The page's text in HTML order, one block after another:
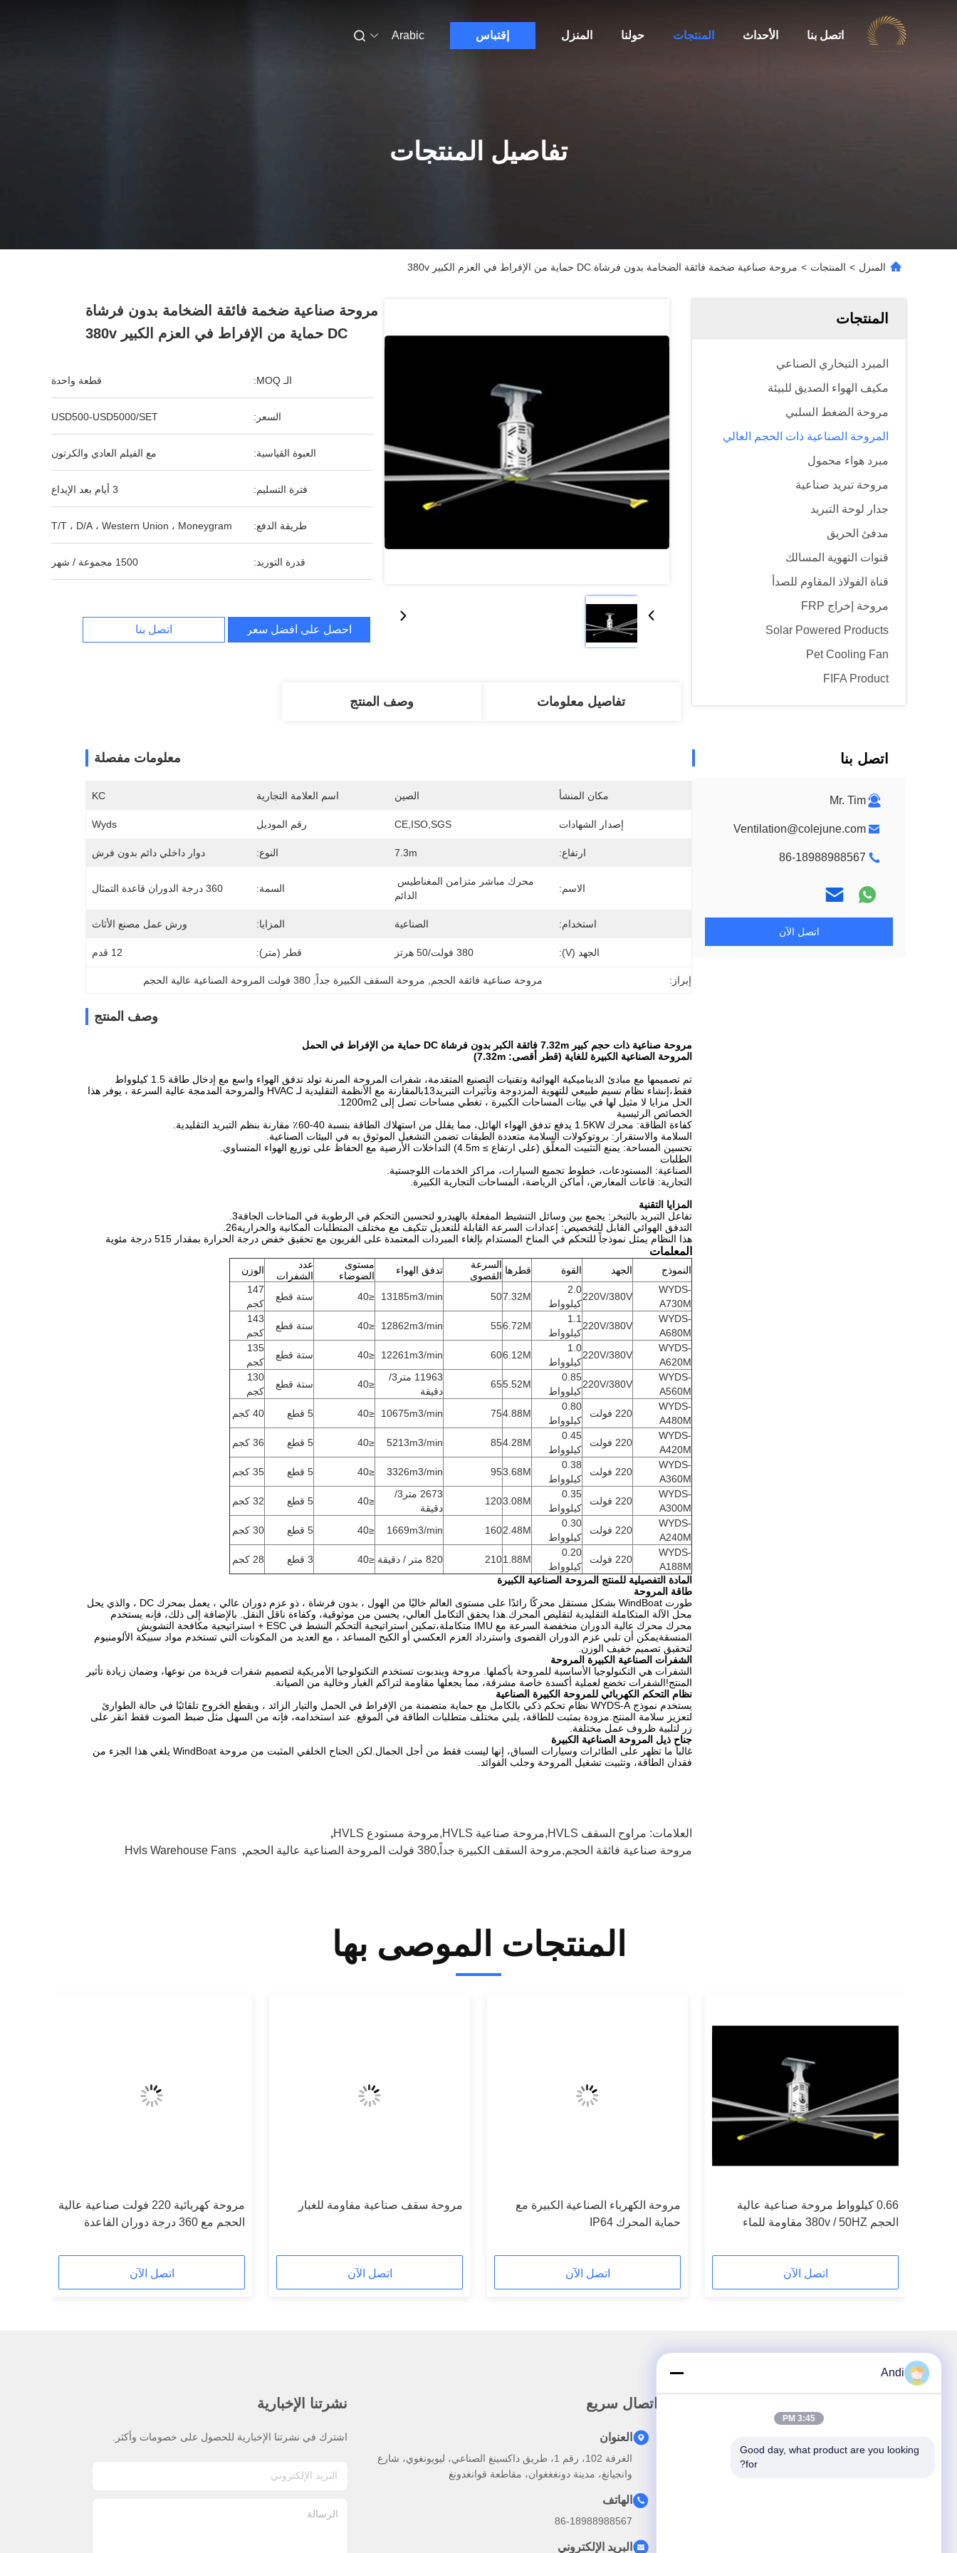
المنزل حولنا المنتجات الأحداث اتصل بنا إقتباس Arabic
تفاصيل المنتجات
المنزل > المنتجات > مروحة صناعية ضخمة فائقة الضخامة بدون فرشاة DC حماية من الإفراط في العزم الكبير 380v
المنتجات
المبرد التبخاري الصناعي
مكيف الهواء الصديق للبيئة
مروحة الضغط السلبي
المروحة الصناعية ذات الحجم العالي
مبرد هواء محمول
مروحة تبريد صناعية
جدار لوحة التبريد
مدفئ الحريق
قنوات التهوية المسالك
قناة الفولاذ المقاوم للصدأ
مروحة إخراج FRP
Solar Powered Products
Pet Cooling Fan
FIFA Product
اتصل بنا
Mr. Tim
Ventilation@colejune.com
86-18988988567
اتصل الآن
مروحة صناعية ضخمة فائقة الضخامة بدون فرشاة
DC حماية من الإفراط في العزم الكبير 380v
الـ MOQ: قطعة واحدة
السعر: USD500-USD5000/SET
العبوة القياسية: مع الفيلم العادي والكرتون
فترة التسليم: 3 أيام بعد الإيداع
طريقة الدفع: T/T ، D/A ، Western Union ، Moneygram
قدرة التوريد: 1500 مجموعة / شهر
احصل على أفضل سعر اتصل بنا
تفاصيل معلومات وصف المنتج
معلومات مفصلة
مكان المنشأ الصين اسم العلامة التجارية KC
إصدار الشهادات CE,ISO,SGS رقم الموديل Wyds
ارتفاع: 7.3m النوع: دوار داخلي دائم بدون فرش
الاسم:
الدائم
السمة: 360 درجة الدوران قاعدة التمثال
استخدام: الصناعية المزايا: ورش عمل مصنع الأثاث
الجهد (V): 380 فولت/50 هرتز قطر (متر): 12 قدم
إبراز: مروحة صناعية فائقة الحجم مروحة السقف الكبيرة جداً , 380 فولت المروحة الصناعية عالية الحجم
وصف المنتج
مروحة صناعية ذات حجم كبير 7.32m فائقة الكبر بدون فرشاة DC حماية من الإفراط في الحمل
المروحة الصناعية الكبيرة للغاية (قطر أقصى: 7.32m)
تم تصميمها مع مبادئ الديناميكية الهوائية وتقنيات التصنيع المتقدمة، شفرات المروحة المرنة تولد تدفق الهواء واسع مع إدخال طاقة 1.5 كيلوواط
فقط،إنشاء نظام نسيم طبيعي للتهوية المزدوجة وتأثيرات التبريد13بالمقارنة مع الأنظمة التقليدية لـ HVAC والمروحة المدمجة عالية السرعة ، يوفر هذا
الحل مزايا لا مثيل لها في بيئات المساحات الكبيرة ، تغطي مساحات تصل إلى 1200m2.
الخصائص الرئيسية
كفاءة الطاقة: محرك 1.5KW يدفع تدفق الهواء الهائل، مما يقلل من استهلاك الطاقة بنسبة 40-60٪ مقارنة بنظم التبريد التقليدية.
السلامة والاستقرار: بروتوكولات السلامة متعددة الطبقات تضمن التشغيل الموثوق به في البيئات الصناعية.
تحسين المساحة: يمنع التثبيت المعلّق (على ارتفاع ≥ 4.5m) التداخلات الأرضية مع الحفاظ على توزيع الهواء المتساوي.
الطلبات
الصناعية: المستودعات، خطوط تجميع السيارات، مراكز الخدمات اللوجستية.
التجارية: قاعات المعارض، أماكن الرياضة، المساحات التجارية الكبيرة.
المزايا التقنية
تفاعل التبريد بالتبخر: يجمع بين وسائل التنشيط المفعلة بالهيدرو لتحسين التحكم في الرطوبة في المناخات الجافة3.
التدفق الهوائي القابل للتخصيص: إعدادات السرعة القابلة للتعديل تتكيف مع مختلف المتطلبات المكانية والحرارية26.
هذا النظام يمثل نموذجاً للتحكم في المناخ المستدام بإلغاء المبردات المعتمدة على الفريون مع تحقيق خفض درجة الحرارة بمقدار 515 درجة مئوية
المعلمات
النموذج الجهد القوة قطرها السرعة
القصوى
تدفق الهواء
مستوى
الضوضاء
عدد
الشفرات
الوزن
WYDS-
A730M
220V/380V
2.0
كيلوواط
7.32M
50
13185m3/min
≤40 ستة قطع
147
كجم
WYDS-
A680M
220V/380V
1.1
كيلوواط
6.72M
55
12862m3/min
≤40 ستة قطع
143
كجم
WYDS-
A620M
220V/380V
1.0
كيلوواط
6.12M
60
12261m3/min
≤40 ستة قطع
135
كجم
WYDS-
A560M
220V/380V
0.85
كيلوواط
5.52M
65
11963 متر3/
دقيقة
≤40 ستة قطع
130
كجم
WYDS-
A480M
220 فولت
0.80
كيلوواط
4.88M
75
10675m3/min
≤40 5 قطع
40 كجم
WYDS-
A420M
220 فولت
0.45
كيلوواط
4.28M
85
5213m3/min
≤40 5 قطع
36 كجم
WYDS-
A360M
220 فولت
0.38
كيلوواط
3.68M
95
3326m3/min
≤40 5 قطع
35 كجم
WYDS-
A300M
220 فولت
0.35
كيلوواط
3.08M
120
2673 متر3/
دقيقة
≤40 5 قطع
32 كجم
WYDS-
A240M
220 فولت
0.30
كيلوواط
2.48M
160
1669m3/min
≤40 5 قطع
30 كجم
WYDS-
A188M
220 فولت
0.20
كيلوواط
1.88M
210 820 متر / دقيقة ≤40 3 قطع
28 كجم
المادة التفصيلية للمنتج المروحة الصناعية الكبيرة
طاقة المروحة
طورت WindBoat بشكل مستقل محركًا رائدًا على مستوى العالم خاليًا من الهول ، بدون فرشاة ، ذو عزم دوران عالي ، يعمل بمحرك DC ، والذي يحل
محل الآلة المتكاملة التقليدية لتقليص المحرك.هذا يحقق التكامل العالي، يحسن من موثوقية، وكفاءة ناقل النقل. بالإضافة إلى ذلك، فإنه يستخدم
محرك محرك عالية الدوران منخفضة السرعة مع IMU متكاملة،تمكين استراتيجية التحكم النشط في ESC + استراتيجية مكافحة التشويش
المنسقةيمكن أن تلبي عزم الدوران القصوى واسترداد العزم العكسي أو الكبح المساعد ، مع العديد من المكونات التي تستخدم مواد سبيكة الألومنيوم
لتحقيق تصميم خفيف الوزن.
الشفرات الصناعية الكبيرة المروحة
الشفرات هي التكنولوجيا الأساسية للمروحة بأكملها. مروحة ويندبوت تستخدم التكنولوجيا الأمريكية لتصميم شفرات فريدة من نوعها، وضمان زيادة تأثير
المنتج!الشفرات تخضع لعملية أكسدة خاصة مشرقة، مما يجعلها مقاومة لتراكم الغبار وخالية من الصيانة.
نظام التحكم الكهربائي للمروحة الكبيرة الصناعية
يستخدم نموذج WYDS-A نظام تحكم ذكي بالكامل مع حماية متضمنة من الإفراط في الحمل والتيار الزائد ، ويقطع الخروج تلقائيًا في حالة الطوارئ
لتعزيز سلامة المنتج.مزودة بمثبت للطاقة، يلبي مختلف متطلبات الطاقة في الموقع. عند استخدامه، فإنه من السهل مثل ضبط الصوت فقط انقر على
زر لتلبية ظروف عمل مختلفة.
جناح ذيل المروحة الصناعية الكبيرة
غالباً ما تظهر على الطائرات وسيارات السباق، إنها ليست فقط من أجل الجمال.لكن الجناح الخلفي المثبت من مروحة WindBoat يلغي هذا الجزء من
فقدان الطاقة، وتثبيت تشغيل المروحة وجلب الفوائد.
العلامات: مراوح السقف HVLS,مروحة صناعية HVLS,مروحة مستودع HVLS
,
مروحة صناعية فائقة الحجم,مروحة السقف الكبيرة جداً,380 فولت المروحة الصناعية عالية الحجم
,
Hvls Warehouse Fans
المنتجات الموصى بها
0.66 كيلوواط مروحة صناعية عالية
الحجم 380v / 50HZ مقاومة للماء
اتصل الآن
مروحة الكهرباء الصناعية الكبيرة مع
حماية المحرك IP64
اتصل الآن
مروحة سقف صناعية مقاومة للغبار
اتصل الآن
مروحة كهربائية 220 فولت صناعية عالية
الحجم مع 360 درجة دوران القاعدة
اتصل الآن
اتصال سريع
العنوان
الغرفة 102، رقم 1، طريق داكسينغ الصناعي، ليويونغوي، شارع
وانجيانغ، مدينة دونغغغوان، مقاطعة قوانغدونغ
الهاتف
86-18988988567
البريد الإلكتروني
نشرتنا الإخبارية
اشترك في نشرتنا الإخبارية للحصول على خصومات وأكثر.
Andi
3:45 PM
Good day, what product are you looking
for?